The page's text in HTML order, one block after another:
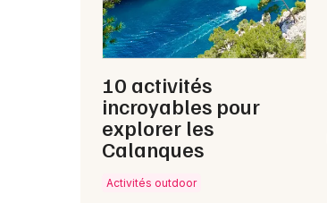
10 activités
incroyables pour
explorer les
Calanques
Activités outdoor